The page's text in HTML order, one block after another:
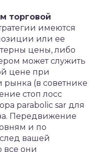
торговой
имеются
или ее
цены, либо
может служить
цене при
рынка (в советнике
стоп лосс
parabolic sar для
Передвижение
и по
вашей
все они